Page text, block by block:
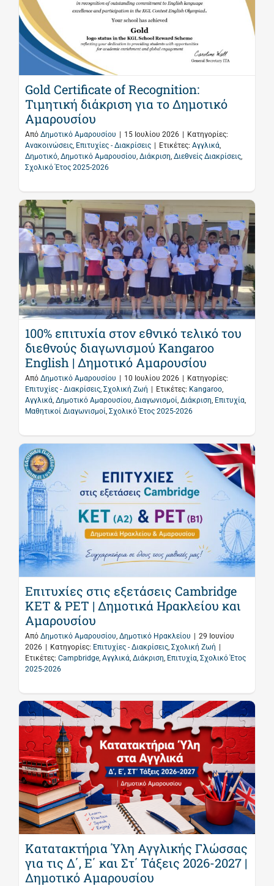
Gold Certificate of Recognition:
Τιμητική διάκριση για το Δημοτικό
Αμαρουσίου
Από Δημοτικό Αμαρουσίου 15 Ιουλίου 2026
Κατηγορίες:
Ανακοινώσεις, Επιτυχίες - Διακρίσεις Ετικέτες: Αγγλικά,
Δημοτικό, Δημοτικό Αμαρουσίου, Διάκριση, Διεθνείς Διακρίσεις,
Σχολικό Έτος 2025-2026
100% επιτυχία στον εθνικό τελικό του
διεθνούς διαγωνισμού Kangaroo
English | Δημοτικό Αμαρουσίου
Από Δημοτικό Αμαρουσίου 10 Ιουλίου 2026
Κατηγορίες:
Επιτυχίες - Διακρίσεις, Σχολική Ζωή Ετικέτες: Kangaroo,
Αγγλικά, Δημοτικό Αμαρουσίου, Διαγωνισμοί, Διάκριση, Επιτυχία,
Μαθητικοί Διαγωνισμοί, Σχολικό Έτος 2025-2026
Επιτυχίες στις εξετάσεις Cambridge
KET & PET | Δημοτικά Ηρακλείου και
Αμαρουσίου
Από Δημοτικό Αμαρουσίου, Δημοτικό Ηρακλείου | 29 Ιουνίου
2026 | Κατηγορίες: Επιτυχίες - Διακρίσεις, Σχολική Ζωή |
Ετικέτες: Campbridge, Αγγλικά, Διάκριση, Επιτυχία, Σχολικό Έτος
2025-2026
Κατατακτήρια Ύλη Αγγλικής Γλώσσας
για τις Δ΄, Ε΄ και Στ΄ Τάξεις 2026-2027 |
Δημοτικό Αμαρουσίου